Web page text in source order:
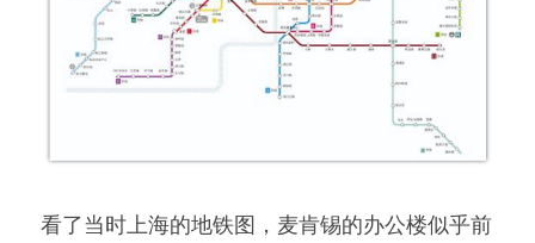
看了当时上海的地铁图，麦肯锡的办公楼似乎前